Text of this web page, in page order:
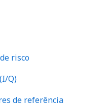
risco
Q)
de referência